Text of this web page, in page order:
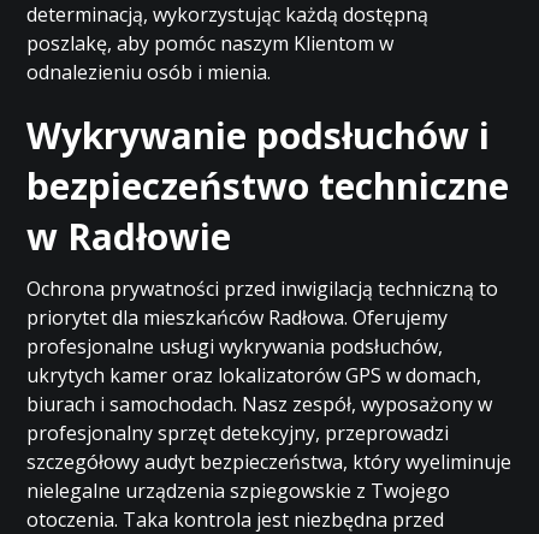
determinacją, wykorzystując każdą dostępną
poszlakę, aby pomóc naszym Klientom w
odnalezieniu osób i mienia.
Wykrywanie podsłuchów i
bezpieczeństwo techniczne
w Radłowie
Ochrona prywatności przed inwigilacją techniczną to
priorytet dla mieszkańców Radłowa. Oferujemy
profesjonalne usługi wykrywania podsłuchów,
ukrytych kamer oraz lokalizatorów GPS w domach,
biurach i samochodach. Nasz zespół, wyposażony w
profesjonalny sprzęt detekcyjny, przeprowadzi
szczegółowy audyt bezpieczeństwa, który wyeliminuje
nielegalne urządzenia szpiegowskie z Twojego
otoczenia. Taka kontrola jest niezbędna przed